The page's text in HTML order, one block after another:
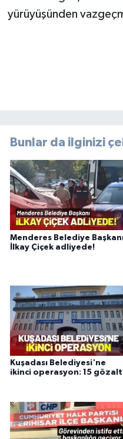
yürüyüşünden
Bunlar da ilginizi
Menderes Belediye
İlkay Çiçek adliyede!
Kuşadası Belediyesi'ne
ikinci operasyon: 15